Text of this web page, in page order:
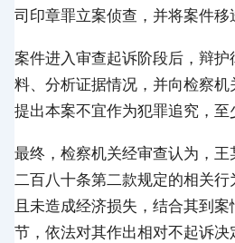
司印章罪立案侦查，并将案件移
案件进入审查起诉阶段后，辩
料、分析证据情况，并向检察机
提出本案不宜作为犯罪追究，至
最终，检察机关经审查认为，
二百八十条第二款规定的相关行
且未造成经济损失，结合其到
节，依法对其作出相对不起诉决